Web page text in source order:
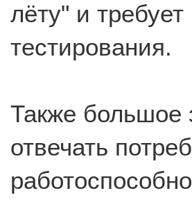
лёту" и
тестирования.
Также большое
отвечать